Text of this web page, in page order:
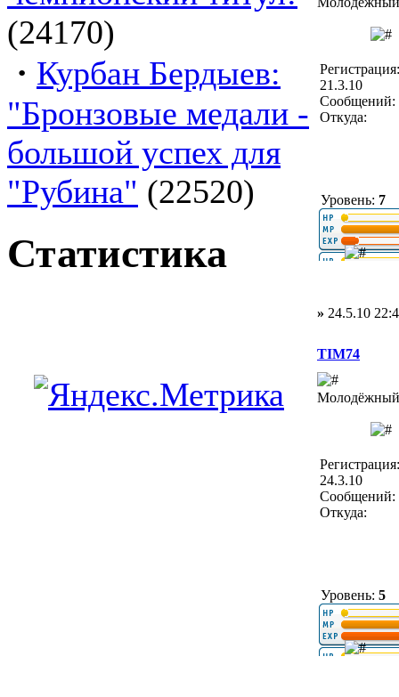
(24170)
· Курбан Бердыев:
"Бронзовые медали -
большой успех для
"Рубина" (22520)
Статистика
Регистрация:
21.3.10
Сообщений:
Откуда:
Уровень: 7
» 24.5.10
TIM74
Молодёжный
Регистрация:
24.3.10
Сообщений:
Откуда:
Уровень: 5